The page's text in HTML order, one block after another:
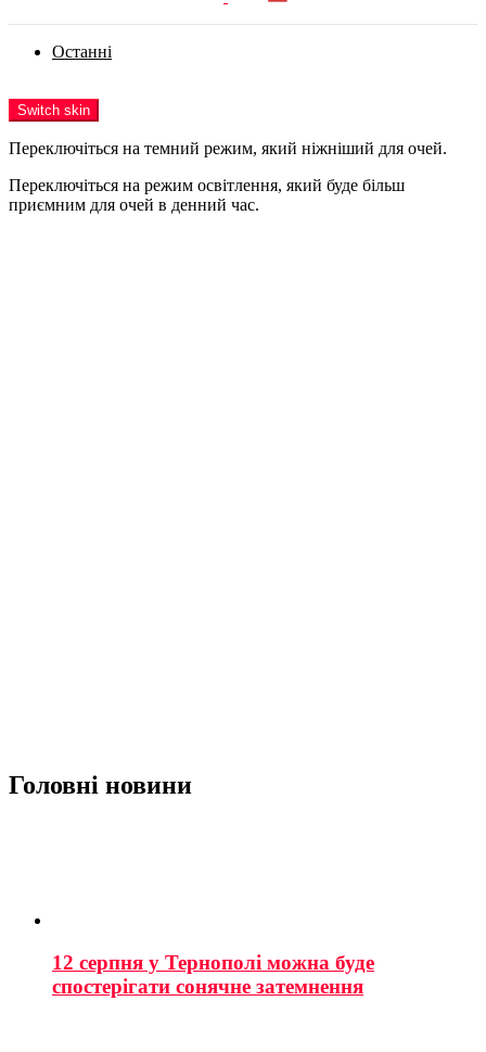
Останні
Switch skin
Переключіться на темний режим, який ніжніший для очей.
Переключіться на режим освітлення, який буде більш
приємним для очей в денний час.
Головні новини
12 серпня у Тернополі можна буде
спостерігати сонячне затемнення